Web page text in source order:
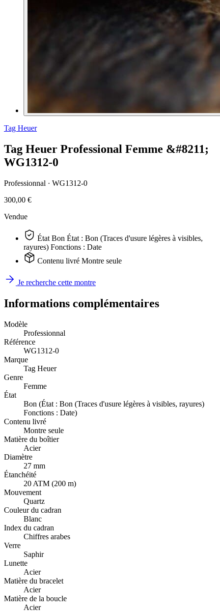
Tag Heuer
Tag Heuer Professional Femme &#8211;
WG1312-0
Professionnal · WG1312-0
300,00 €
Vendue
État Bon État : Bon (Traces d'usure légères à visibles,
rayures) Fonctions : Date
Contenu livré Montre seule
Je recherche cette montre
Informations complémentaires
Modèle
Professionnal
Référence
WG1312-0
Marque
Tag Heuer
Genre
Femme
État
Bon (État : Bon (Traces d'usure légères à visibles, rayures)
Fonctions : Date)
Contenu livré
Montre seule
Matière du boîtier
Acier
Diamètre
27 mm
Étanchéité
20 ATM (200 m)
Mouvement
Quartz
Couleur du cadran
Blanc
Index du cadran
Chiffres arabes
Verre
Saphir
Lunette
Acier
Matière du bracelet
Acier
Matière de la boucle
Acier